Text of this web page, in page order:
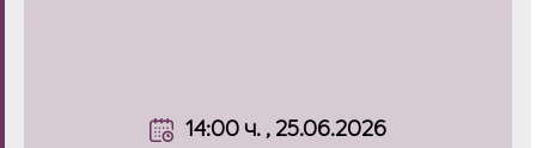
14:00 ч. , 25.06.2026